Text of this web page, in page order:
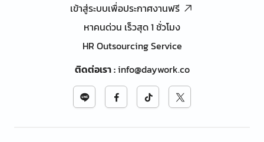
เข้าสู่ระบบเพื่อประกาศงานฟรี
หาคนด่วน เร็วสุด 1 ชั่วโมง
HR Outsourcing Service
ติดต่อเรา:info@daywork.co